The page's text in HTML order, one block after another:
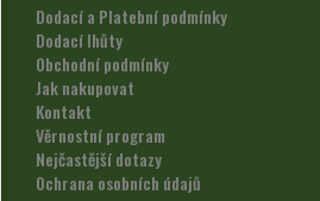
Dodací a Platební podmínky
Dodací lhůty
Obchodní podmínky
Jak nakupovat
Kontakt
Věrnostní program
Nejčastější dotazy
Ochrana osobních údajů